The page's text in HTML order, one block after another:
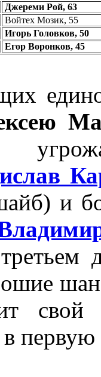
Джереми Рой, 63
Войтех Мозик, 55
Игорь Головков, 50
Егор Воронков, 45
и
свой
первую